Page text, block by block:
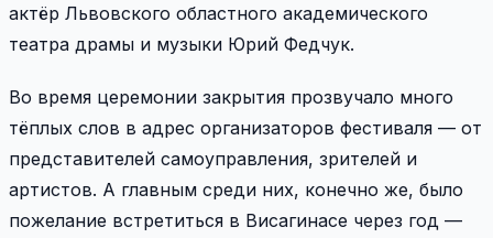
актёр Львовского областного академического
театра драмы и музыки Юрий Федчук.
Во время церемонии закрытия прозвучало много
тёплых слов в адрес организаторов фестиваля — от
представителей самоуправления, зрителей и
артистов. А главным среди них, конечно же, было
пожелание встретиться в Висагинасе через год —